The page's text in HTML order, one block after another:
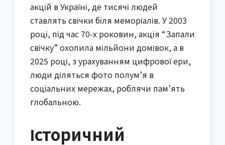
акцій в Україні, де тисячі людей
ставлять свічки біля меморіалів. У 2003
році, під час 70-х роковин, акція “Запали
свічку” охопила мільйони домівок, а в
2025 році, з урахуванням цифрової ери,
люди діляться фото полум’я в
соціальних мережах, роблячи пам’ять
глобальною.
Історичний